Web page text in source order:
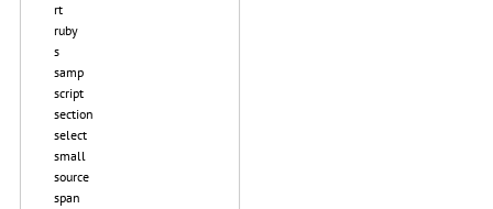
rt
ruby
s
samp
script
section
select
small
source
span